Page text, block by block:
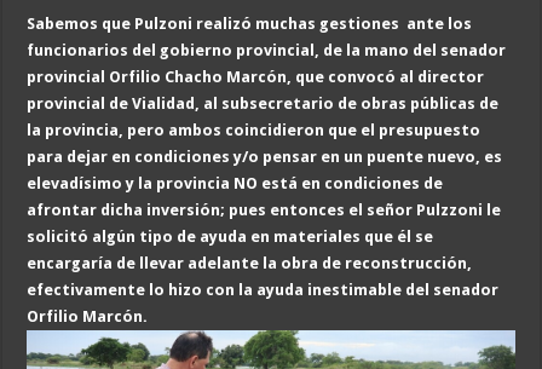
Sabemos que Pulzoni realizó muchas gestiones ante los
funcionarios del gobierno provincial, de la mano del senador
provincial Orfilio Chacho Marcón, que convocó al director
provincial de Vialidad, al subsecretario de obras públicas de
la provincia, pero ambos coincidieron que el presupuesto
para dejar en condiciones y/o pensar en un puente nuevo, es
elevadísimo y la provincia NO está en condiciones de
afrontar dicha inversión; pues entonces el señor Pulzzoni le
solicitó algún tipo de ayuda en materiales que él se
encargaría de llevar adelante la obra de reconstrucción,
efectivamente lo hizo con la ayuda inestimable del senador
Orfilio Marcón.